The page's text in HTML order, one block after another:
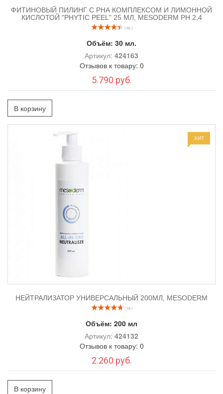
ФИТИНОВЫЙ ПИЛИНГ С РНА КОМПЛЕКСОМ И ЛИМОННОЙ
КИСЛОТОЙ "PHYTIC PEEL" 25 МЛ, MESODERM РН 2,4
( 50 )
Объём: 30 мл.
Артикул: 424163
Отзывов к товару: 0
5.790 руб.
В корзину
ХИТ
НЕЙТРАЛИЗАТОР УНИВЕРСАЛЬНЫЙ 200МЛ, MESODERM
( 79 )
Объём: 200 мл
Артикул: 424132
Отзывов к товару: 0
2.260 руб.
В корзину